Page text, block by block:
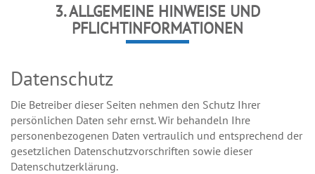
3. ALLGEMEINE HINWEISE UND
PFLICHTINFORMATIONEN
Datenschutz
Die Betreiber dieser Seiten nehmen den Schutz Ihrer
persönlichen Daten sehr ernst. Wir behandeln Ihre
personenbezogenen Daten vertraulich und entsprechend der
gesetzlichen Datenschutzvorschriften sowie dieser
Datenschutzerklärung.